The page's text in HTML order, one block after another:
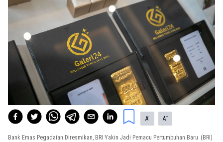
A- A+
Bank Emas Pegadaian Diresmikan, BRI Yakin Jadi Pemacu Pertumbuhan Baru (BRI)